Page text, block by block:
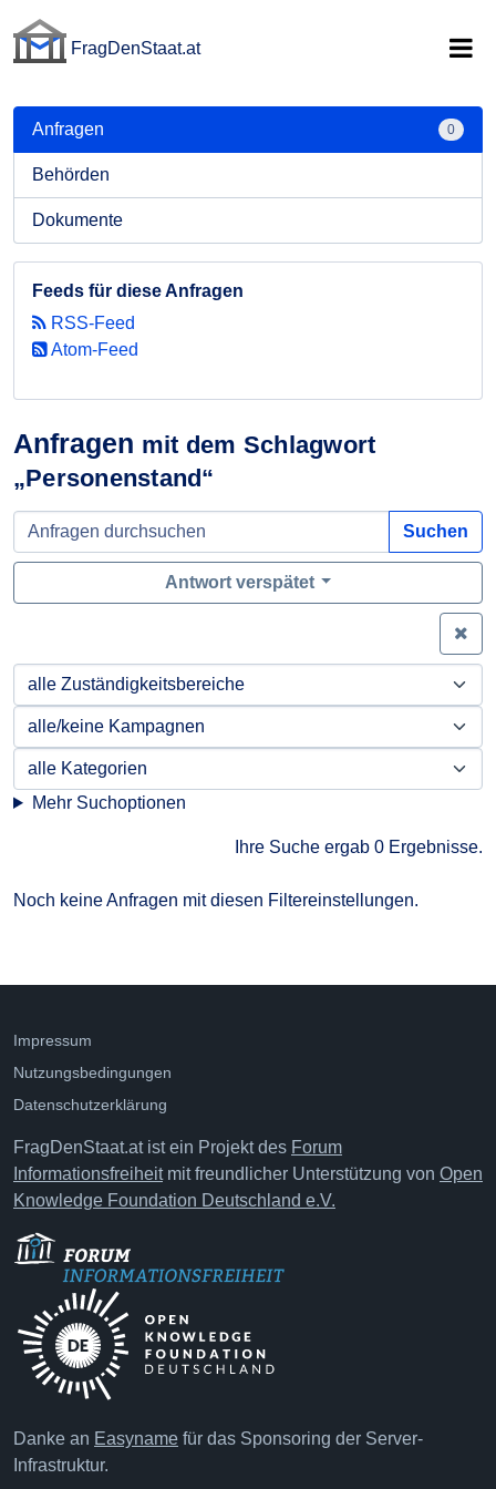
FragDenStaat.at
Anfragen mit dem Schlagwort
„Personenstand“
Suchen
Antwort verspätet
Mehr Suchoptionen
Ihre Suche ergab 0 Ergebnisse.
Noch keine Anfragen mit diesen Filtereinstellungen.
Anfragen 0
Behörden
Dokumente
Feeds für diese Anfragen
RSS-Feed
Atom-Feed
Impressum
Nutzungsbedingungen
Datenschutzerklärung
FragDenStaat.at ist ein Projekt des Forum
Informationsfreiheitmit freundlicher Unterstützung von Open
Knowledge Foundation Deutschland e.V.
Danke an Easyname für das Sponsoring der Server-
Infrastruktur.